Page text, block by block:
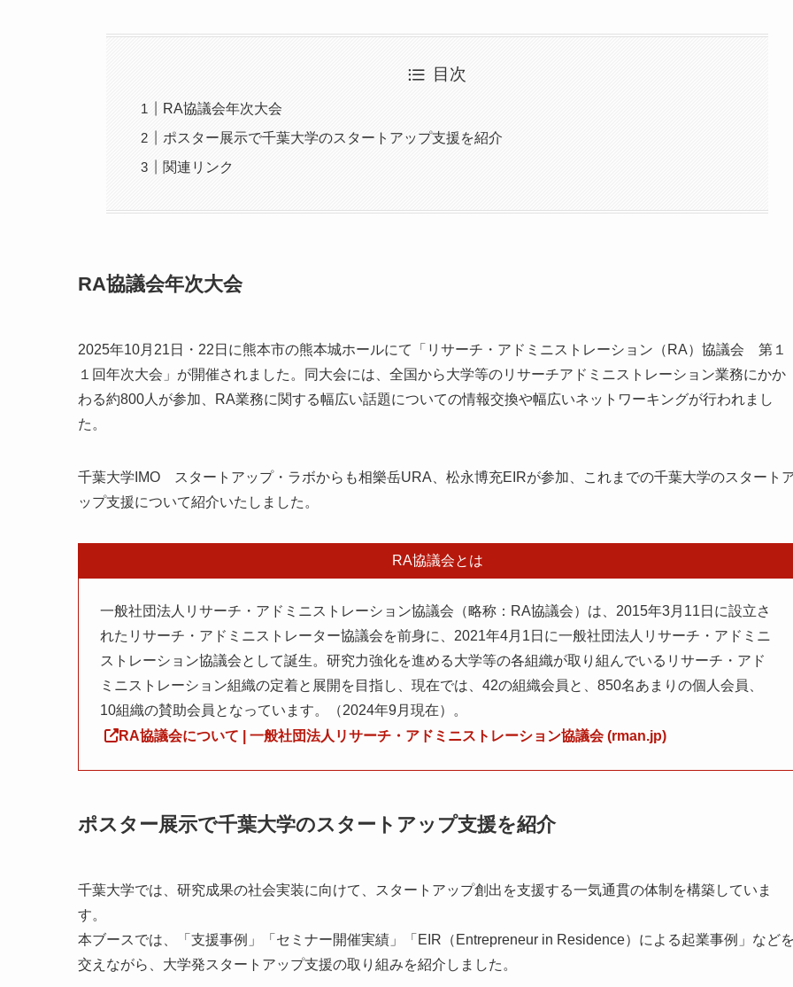
目次
RA協議会年次大会
ポスター展示で千葉大学のスタートアップ支援を紹介
関連リンク
RA協議会年次大会
2025年10月21日・22日に熊本市の熊本城ホールにて「リサーチ・アドミニストレーション（RA）協議会 第１
１回年次大会」が開催されました。同大会には、全国から大学等のリサーチアドミニストレーション業務にかか
わる約800人が参加、RA業務に関する幅広い話題についての情報交換や幅広いネットワーキングが行われまし
た。
千葉大学IMO スタートアップ・ラボからも相樂岳URA、松永博充EIRが参加、これまでの千葉大学のスタート
ップ支援について紹介いたしました。
RA協議会とは
一般社団法人リサーチ・アドミニストレーション協議会（略称：RA協議会）は、2015年3月11日に設立さ
れたリサーチ・アドミニストレーター協議会を前身に、2021年4月1日に一般社団法人リサーチ・アドミニ
ストレーション協議会として誕生。研究力強化を進める大学等の各組織が取り組んでいるリサーチ・アド
ミニストレーション組織の定着と展開を目指し、現在では、42の組織会員と、850名あまりの個人会員、
10組織の賛助会員となっています。（2024年9月現在）。
RA協議会について | 一般社団法人リサーチ・アドミニストレーション協議会 (rman.jp)
ポスター展示で千葉大学のスタートアップ支援を紹介
千葉大学では、研究成果の社会実装に向けて、スタートアップ創出を支援する一気通貫の体制を構築していま
す。
本ブースでは、「支援事例」「セミナー開催実績」「EIR（Entrepreneur in Residence）による起業事例」など
交えながら、大学発スタートアップ支援の取り組みを紹介しました。